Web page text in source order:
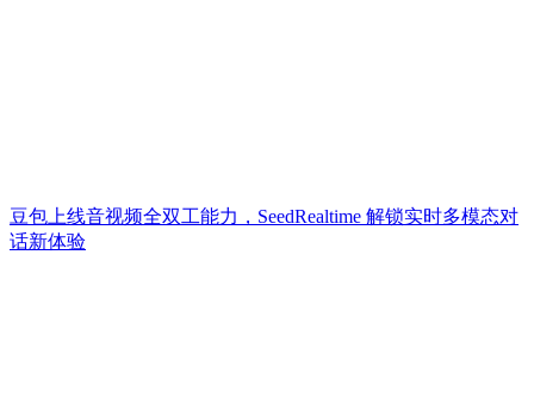
豆包上线音视频全双工能力，SeedRealtime 解锁实时多模态对
话新体验